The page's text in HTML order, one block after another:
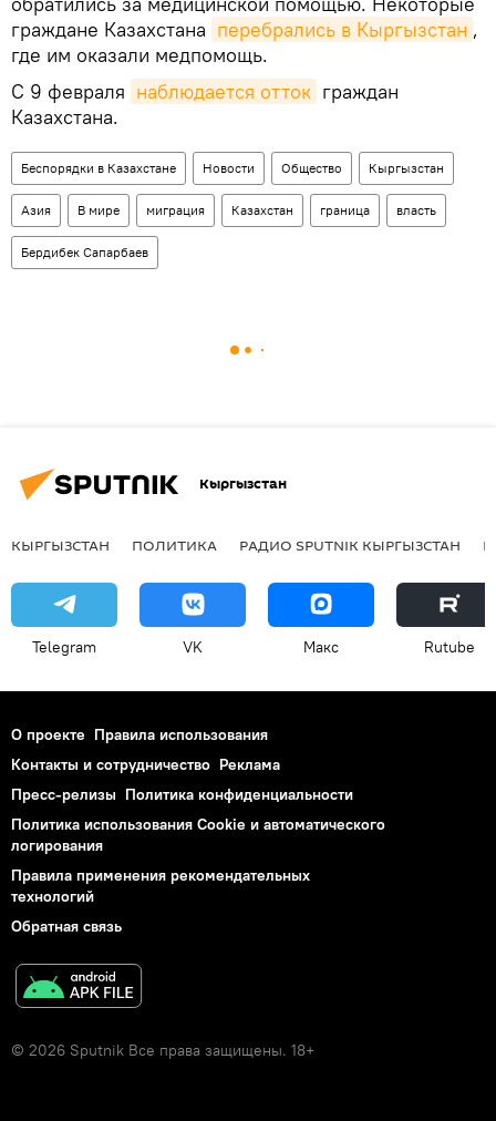
граждане Казахстана перебрались в Кыргызстан ,
где им оказали медпомощь.
С 9 февраля наблюдается отток граждан
Казахстана.
Беспорядки в Казахстане Новости Общество Кыргызстан
Азия В мире миграция Казахстан граница власть
Бердибек Сапарбаев
Кыргызстан
КЫРГЫЗСТАН ПОЛИТИКА РАДИО SPUTNIK КЫРГЫЗСТАН
Telegram VK Макс Rutube
О проекте Правила использования
Контакты и сотрудничество Реклама
Пресс-релизы Политика конфиденциальности
Политика использования Cookie и автоматического
логирования
Правила применения рекомендательных
технологий
Обратная связь
© 2026 Sputnik Все права защищены. 18+